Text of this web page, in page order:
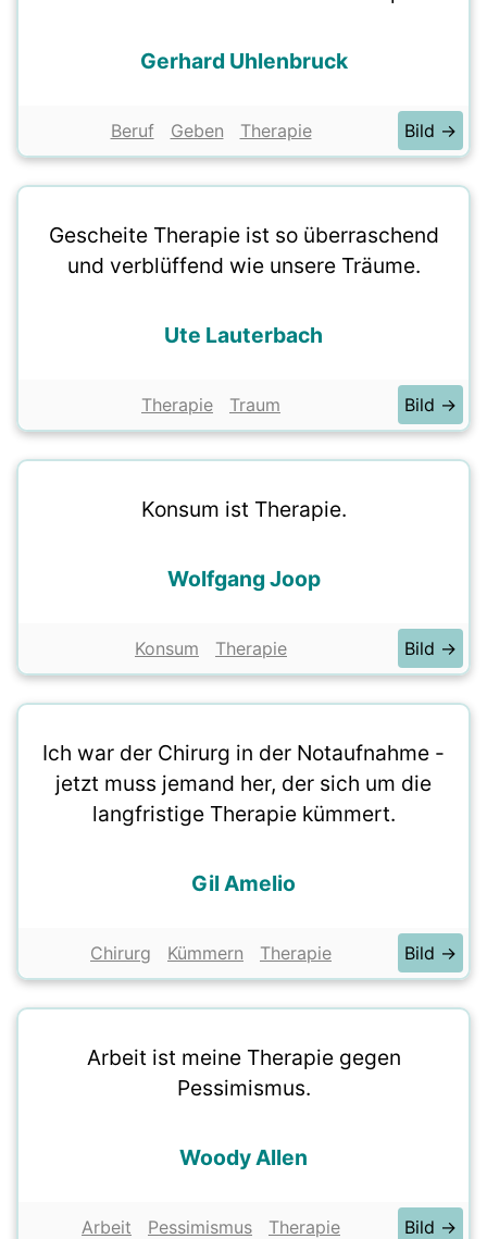
Gerhard Uhlenbruck
Beruf Geben Therapie Bild →
Gescheite Therapie ist so überraschend
und verblüffend wie unsere Träume.
Ute Lauterbach
Therapie Traum Bild →
Konsum ist Therapie.
Wolfgang Joop
Konsum Therapie Bild →
Ich war der Chirurg in der Notaufnahme -
jetzt muss jemand her, der sich um die
langfristige Therapie kümmert.
Gil Amelio
Chirurg Kümmern Therapie Bild →
Arbeit ist meine Therapie gegen
Pessimismus.
Woody Allen
Arbeit Pessimismus Therapie Bild →